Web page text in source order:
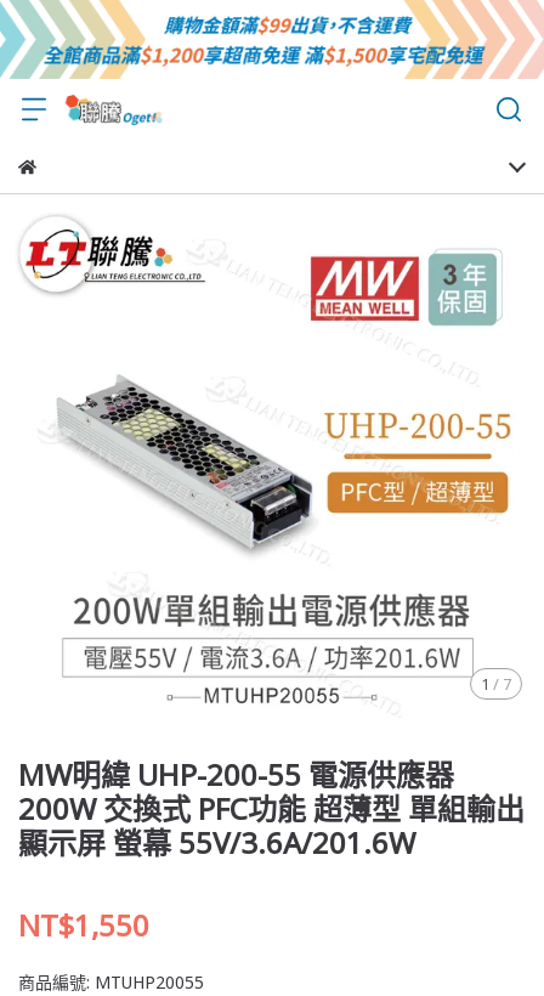
1 / 7
MW明緯 UHP-200-55 電源供應器
200W 交換式 PFC功能 超薄型 單組輸出
顯示屏 螢幕 55V/3.6A/201.6W
NT$1,550
商品編號: MTUHP20055